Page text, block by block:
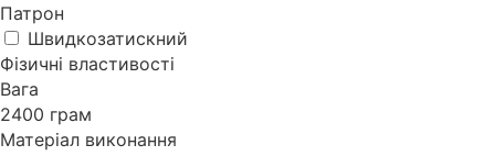
Патрон
Швидкозатискний
Фізичні властивості
Вага
2400 грам
Матеріал виконання